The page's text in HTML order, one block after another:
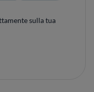
sulla tua